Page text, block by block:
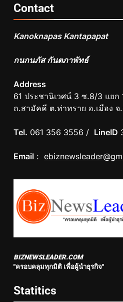
Contact
Kanoknapas Kantapapat
กนกนภัส กันตภาพัทธ์
Address
61 ประชานิเวศน์ 3 ซ.8/3 แยก
ถ.สามัคคี ต.ท่าทราย อ.เมือง จ
Tel. 061 356 3556 / LineID
Email :
BIZNEWSLEADER.COM
"ครอบคลุมทุกมิติ เพื่อผู้นำธุรกิจ"
Statitics